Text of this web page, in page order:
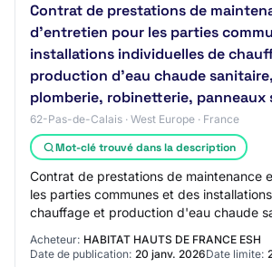
Contrat de prestations de
d'entretien pour les parties
installations individuelles de
production d'eau chaude
plomberie, robinetterie, panneaux
62-Pas-de-Calais · West Europe · France
Mot-clé trouvé dans la description
Contrat de prestations de maintenance
les parties communes et des
chauffage et production d'eau chaude
Acheteur: HABITAT HAUTS DE FRANCE ESH
Date de publication: 20 janv. 2026Date limite: